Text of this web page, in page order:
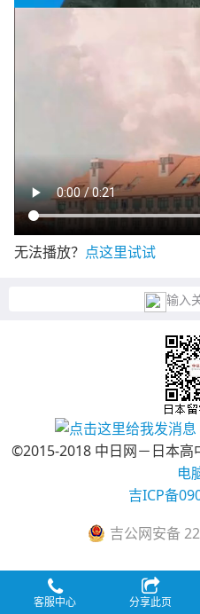
无法播放？ 点这里试试
输入
©2015-2018 中日网－日本
电
吉ICP备
吉公网安备
客服中心 分享此页